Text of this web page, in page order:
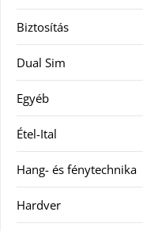
Biztosítás
Dual Sim
Egyéb
Étel-Ital
Hang- és fénytechnika
Hardver